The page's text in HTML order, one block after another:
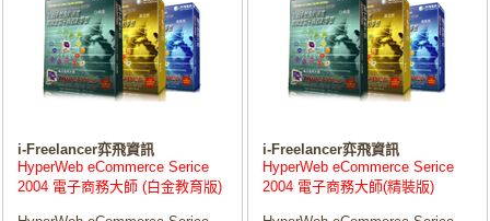
i-Freelancer弈飛資訊
HyperWeb eCommerce Serice
2004 電子商務大師 (白金教育版)
i-Freelancer弈飛資訊
HyperWeb eCommerce Serice
2004 電子商務大師(精裝版)